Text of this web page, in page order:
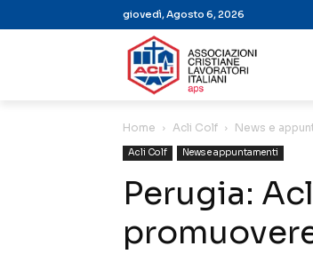
giovedì, Agosto 6, 2026
Home Acli Colf News e
Acli Colf News e appuntamenti
Perugia: